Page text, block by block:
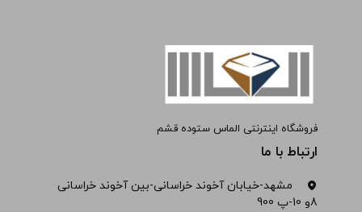
فروشگاه اینترنتی الماس ستوده قشم
ارتباط با ما
مشهد-خیابان آخوند خراسانی-بین آخوند خراسانی
8و 10-پ 900